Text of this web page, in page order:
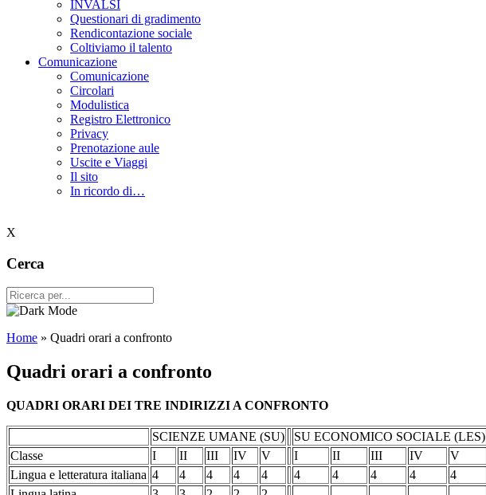
INVALSI
Questionari di gradimento
Rendicontazione sociale
Coltiviamo il talento
Comunicazione
Comunicazione
Circolari
Modulistica
Registro Elettronico
Privacy
Prenotazione aule
Uscite e Viaggi
Il sito
In ricordo di…
X
Cerca
Home » Quadri orari a confronto
Quadri orari a confronto
QUADRI ORARI DEI TRE INDIRIZZI A CONFRONTO
SCIENZE UMANE (SU) SU ECONOMICO SOCIALE (LES)
Classe
I II III IV V I II III IV V
Lingua e letteratura italiana 4 4 4 4 4 4 4 4 4 4